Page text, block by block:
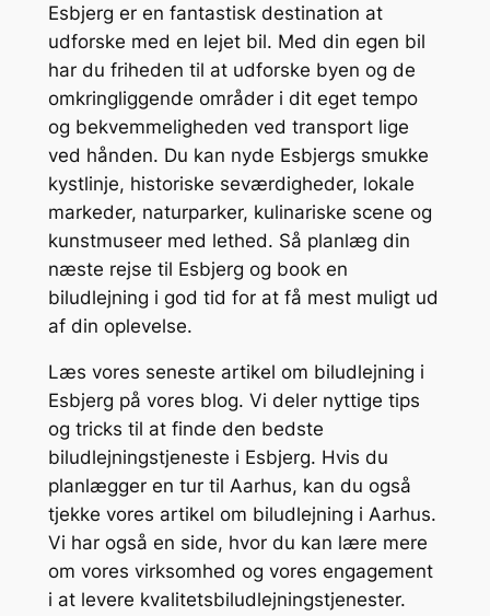
Esbjerg er en fantastisk destination at
udforske med en lejet bil. Med din egen bil
har du friheden til at udforske byen og de
omkringliggende områder i dit eget tempo
og bekvemmeligheden ved transport lige
ved hånden. Du kan nyde Esbjergs smukke
kystlinje, historiske seværdigheder, lokale
markeder, naturparker, kulinariske scene og
kunstmuseer med lethed. Så planlæg din
næste rejse til Esbjerg og book en
biludlejning i god tid for at få mest muligt ud
af din oplevelse.
Læs vores seneste artikel om biludlejning i
Esbjerg på vores blog. Vi deler nyttige tips
og tricks til at finde den bedste
biludlejningstjeneste i Esbjerg. Hvis du
planlægger en tur til Aarhus, kan du også
tjekke vores artikel om biludlejning i Aarhus.
Vi har også en side, hvor du kan lære mere
om vores virksomhed og vores engagement
i at levere kvalitetsbiludlejningstjenester.